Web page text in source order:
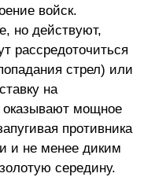
войск.
но действуют,
рассредоточиться
стрел) или
на
оказывают мощное
противника
и не менее диким
середину.